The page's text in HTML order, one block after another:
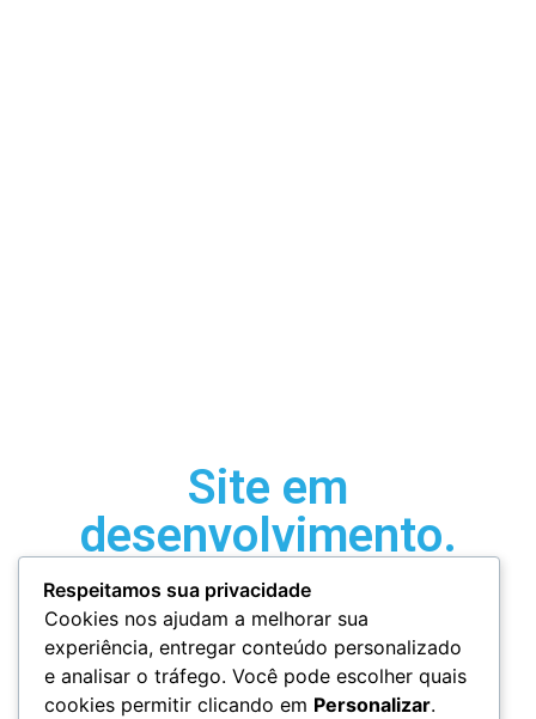
Site em
desenvolvimento.
Aguarde
Respeitamos sua privacidade
Cookies nos ajudam a melhorar sua
experiência, entregar conteúdo personalizado
e analisar o tráfego. Você pode escolher quais
cookies permitir clicando em Personalizar.